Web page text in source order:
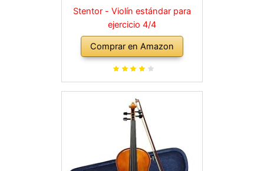
Stentor - Violín estándar para
ejercicio 4/4
Comprar en Amazon